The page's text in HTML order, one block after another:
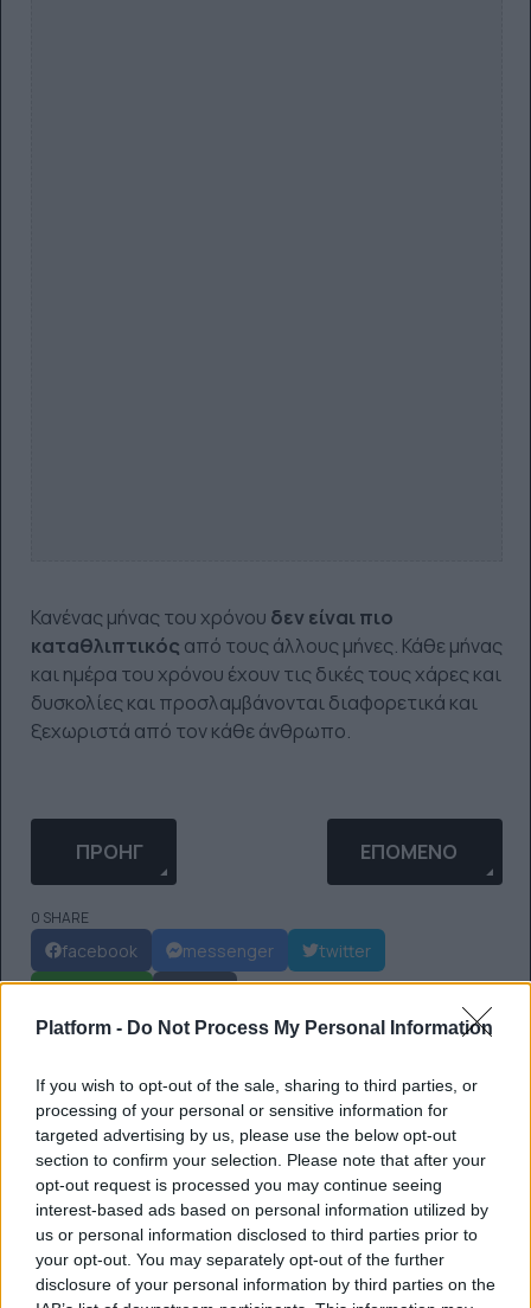
Platform - Do Not Process My Personal Information
If you wish to opt-out of the sale, sharing to third parties, or
processing of your personal or sensitive information for
targeted advertising by us, please use the below opt-out
section to confirm your selection. Please note that after your
opt-out request is processed you may continue seeing
interest-based ads based on personal information utilized by
us or personal information disclosed to third parties prior to
your opt-out. You may separately opt-out of the further
disclosure of your personal information by third parties on the
Κανένας μήνας του χρόνου δεν είναι πιο
καταθλιπτικός από τους άλλους μήνες. Κάθε μήνας
και ημέρα του χρόνου έχουν τις δικές τους χάρες και
δυσκολίες και προσλαμβάνονται διαφορετικά και
ξεχωριστά από τον κάθε άνθρωπο.
ΠΡΟΗΓΟΎΜΕΝΟ ΆΡΘΡΟ: ΝΈΑ ΈΡΕΥΝΑ ΠΑΡΑΤΗΡΕΊ
ΠΡΟΗΓ ΕΠΌΜΕΝΟ ΆΡΘΡΟ:
ΕΠΌΜΕΝΟ
0 SHARE
facebook messenger
twitter
Ακολούθησε το platform.gr στο Google News και μάθε
πρώτος όλα τα τελευταία trends
ΔΙΑΒΆΣΤΕ ΕΠΊΣΗΣ